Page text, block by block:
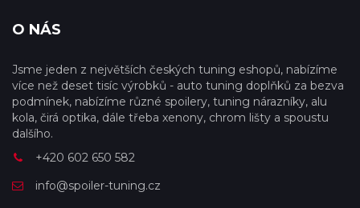
O NÁS
Jsme jeden z největších českých tuning eshopů, nabízíme
více než deset tisíc výrobků - auto tuning doplňků za bezva
podmínek, nabízíme různé spoilery, tuning nárazníky, alu
kola, čirá optika, dále třeba xenony, chrom lišty a spoustu
dalšího.
+420 602 650 582
info@spoiler-tuning.cz